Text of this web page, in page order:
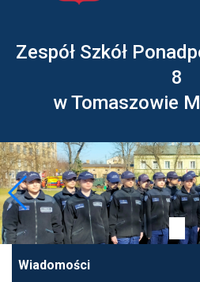
Zespół Szkół
8
w Tomaszowie
Wiadomości